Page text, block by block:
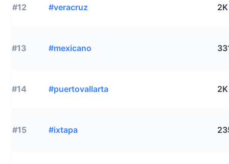
#12 #veracruz 2K
#13 #mexicano
#14 #puertovallarta 2K
#15 #ixtapa